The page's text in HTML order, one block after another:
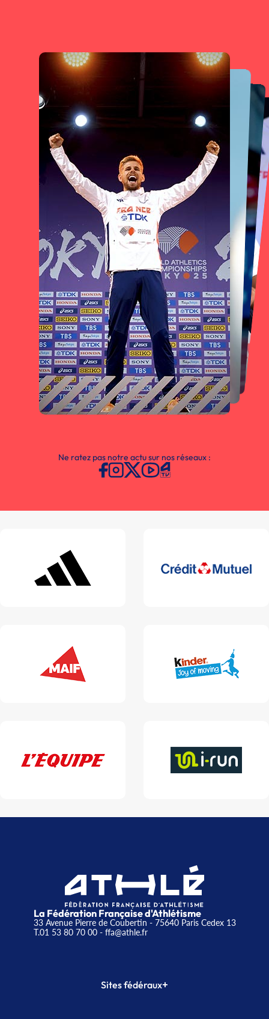
Ne ratez pas notre actu sur nos réseaux :
La Fédération Française d'Athlétisme
33 Avenue Pierre de Coubertin - 75640 Paris Cedex 13
T.01 53 80 70 00- ffa@athle.fr
Sites fédéraux+